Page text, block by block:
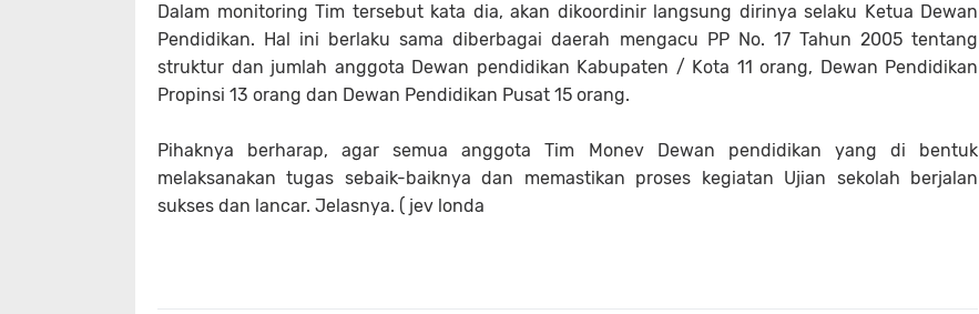
Dalam monitoring Tim tersebut kata dia, akan dikoordinir langsung dirinya selaku Ketua Dewan
Pendidikan. Hal ini berlaku sama diberbagai daerah mengacu PP No. 17 Tahun 2005 tentang
struktur dan jumlah anggota Dewan pendidikan Kabupaten / Kota 11 orang, Dewan Pendidikan
Propinsi 13 orang dan Dewan Pendidikan Pusat 15 orang.
Pihaknya berharap, agar semua anggota Tim Monev Dewan pendidikan yang di bentuk
melaksanakan tugas sebaik-baiknya dan memastikan proses kegiatan Ujian sekolah berjalan
sukses dan lancar. Jelasnya. ( jev londa